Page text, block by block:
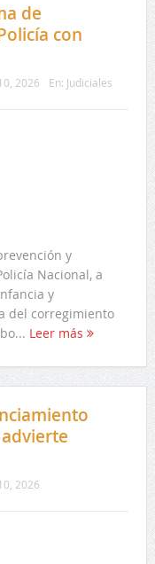
de
con
2026 En: Judiciales
y
Nacional, a
y
del corregimiento
Leer más
2026